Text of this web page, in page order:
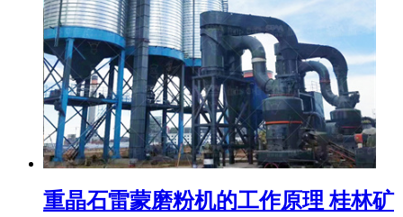
重晶石雷蒙磨粉机的工作原理 桂林矿